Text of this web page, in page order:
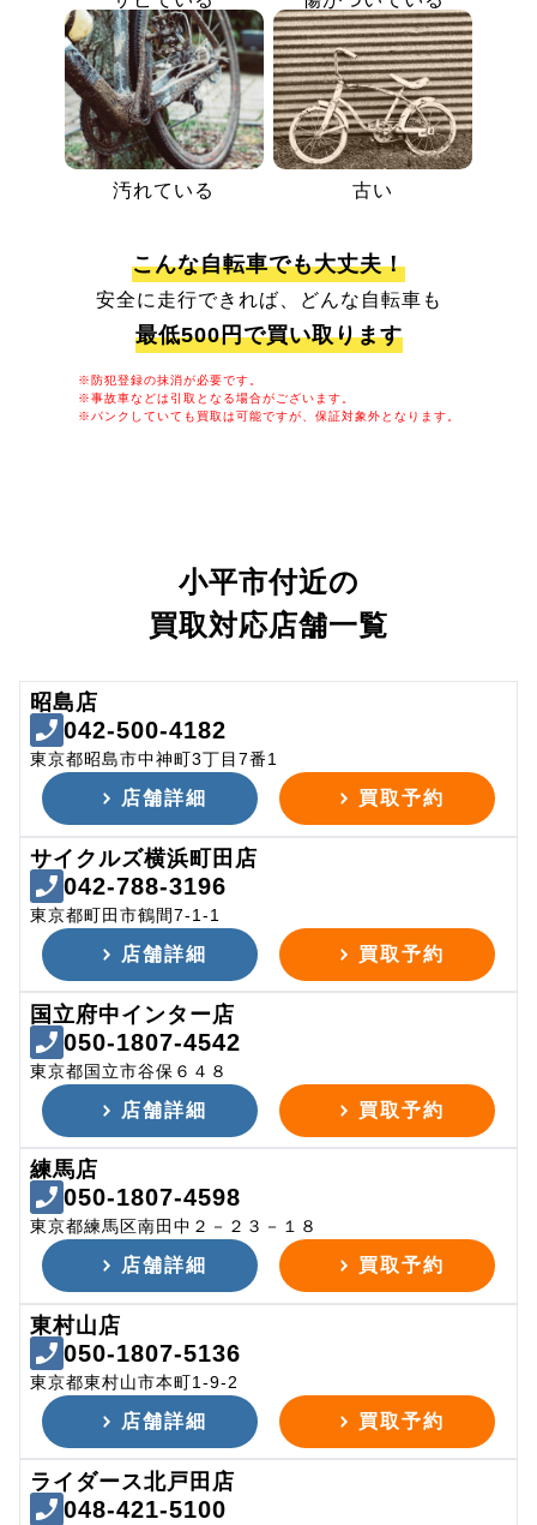
汚れている 古い
こんな自転車でも大丈夫！
安全に走行できれば、どんな自転車も
最低500円で買い取ります
※防犯登録の抹消が必要です。
※事故車などは引取となる場合がございます。
※パンクしていても買取は可能ですが、保証対象外となります。
小平市付近の
買取対応店舗一覧
昭島店
042-500-4182
東京都昭島市中神町3丁目7番1
店舗詳細 買取予約
サイクルズ横浜町田店
042-788-3196
東京都町田市鶴間7-1-1
店舗詳細 買取予約
国立府中インター店
050-1807-4542
東京都国立市谷保６４８
店舗詳細 買取予約
練馬店
050-1807-4598
東京都練馬区南田中２－２３－１８
店舗詳細 買取予約
東村山店
050-1807-5136
東京都東村山市本町1-9-2
店舗詳細 買取予約
ライダース北戸田店
048-421-5100